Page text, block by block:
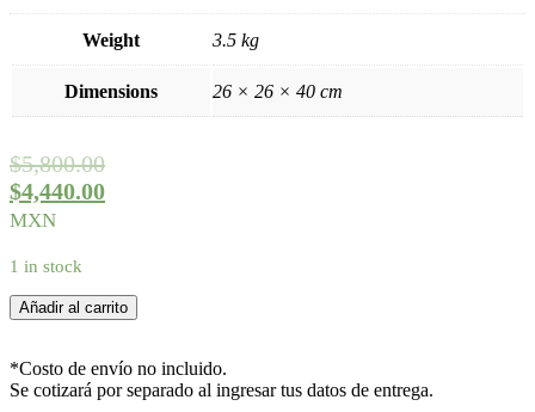
Weight 3.5 kg
Dimensions 26 × 26 × 40 cm
$5,800.00
$4,440.00
MXN
1 in stock
Anana
Enana
Añadir al carrito
*Costo de envío no incluido.
Se cotizará por separado al ingresar tus datos de entrega.